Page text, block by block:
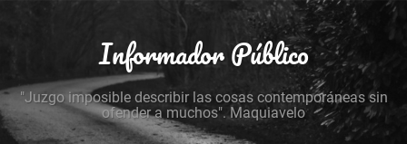
Informador Público
"Juzgo imposible describir las cosas contemporáneas sin
ofender a muchos". Maquiavelo